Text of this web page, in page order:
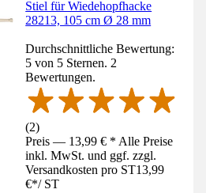
Stiel für Wiedehopfhacke
28213, 105 cm Ø 28 mm
Durchschnittliche Bewertung:
5 von 5 Sternen. 2
Bewertungen.
(2)
Preis — 13,99 € * Alle Preise
inkl. MwSt. und ggf. zzgl.
Versandkosten pro ST13,99
€*/ ST